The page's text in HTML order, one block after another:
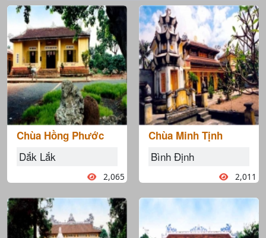
Chùa Hồng Phước
Dắk Lắk
2,065
Chùa Minh Tịnh
Bình Định
2,011